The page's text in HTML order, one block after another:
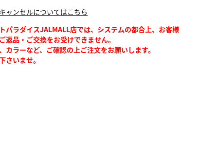
ャンセルについてはこちら
パラダイスJALMALL店では、システムの都合上、お客様
返品・ご交換をお受けできません。
カラーなど、ご確認の上ご注文をお願いします。
さいませ。